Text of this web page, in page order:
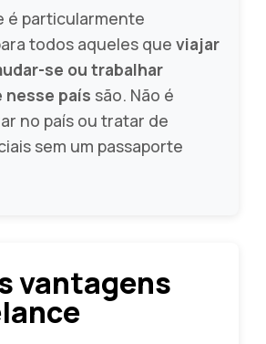
é particularmente
todos aqueles que viajar
se ou trabalhar
país são. Não é
no país ou tratar de
sem um passaporte
vantagens